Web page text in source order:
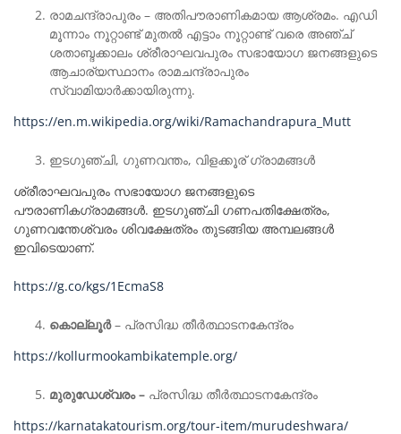
രാമചന്ദ്രാപുരം – അതിപൗരാണികമായ ആശ്രമം. എഡി
മൂന്നാം നൂറ്റാണ്ട് മുതൽ എട്ടാം നൂറ്റാണ്ട് വരെ അഞ്ച്
ശതാബ്ദക്കാലം ശ്രീരാഘവപുരം സഭായോഗ ജനങ്ങളുടെ
ആചാര്യസ്ഥാനം രാമചന്ദ്രാപുരം
സ്വാമിയാർക്കായിരുന്നു.
https://en.m.wikipedia.org/wiki/Ramachandrapura_Mutt
ഇടഗുഞ്ചി, ഗുണവന്തം, വിളക്കൂര് ഗ്രാമങ്ങൾ
ശ്രീരാഘവപുരം സഭായോഗ ജനങ്ങളുടെ
പൗരാണികഗ്രാമങ്ങൾ. ഇടഗുഞ്ചി ഗണപതിക്ഷേത്രം,
ഗുണവന്തേശ്വരം ശിവക്ഷേത്രം തുടങ്ങിയ അമ്പലങ്ങൾ
ഇവിടെയാണ്.
https://g.co/kgs/1EcmaS8
കൊല്ലൂർ– പ്രസിദ്ധ തീർത്ഥാടനകേന്ദ്രം
https://kollurmookambikatemple.org/
മുരുഡേശ്വരം – പ്രസിദ്ധ തീർത്ഥാടനകേന്ദ്രം
https://karnatakatourism.org/tour-item/murudeshwara/